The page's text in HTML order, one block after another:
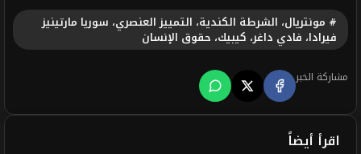
# مونتريال، الشرطة الكندية، التمييز العنصري، سوريا مارتينيز
فيرادا، فادي داغر، كيبيك، حقوق الإنسان
مشاركة الخبر
اقرأ أيضاً